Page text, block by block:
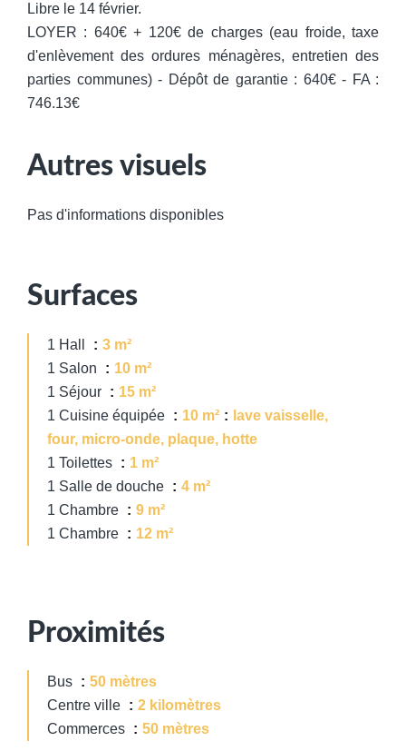
Libre le 14 février.
LOYER : 640€ + 120€ de charges (eau froide, taxe
d'enlèvement des ordures ménagères, entretien des
parties communes) - Dépôt de garantie : 640€ - FA :
746.13€
Autres visuels
Pas d'informations disponibles
Surfaces
1 Hall
3 m²
1 Salon
10 m²
1 Séjour
15 m²
1 Cuisine équipée
10 m²
lave vaisselle,
four, micro-onde, plaque, hotte
1 Toilettes
1 m²
1 Salle de douche
4 m²
1 Chambre
9 m²
1 Chambre
12 m²
Proximités
Bus
50 mètres
Centre ville
2 kilomètres
Commerces
50 mètres